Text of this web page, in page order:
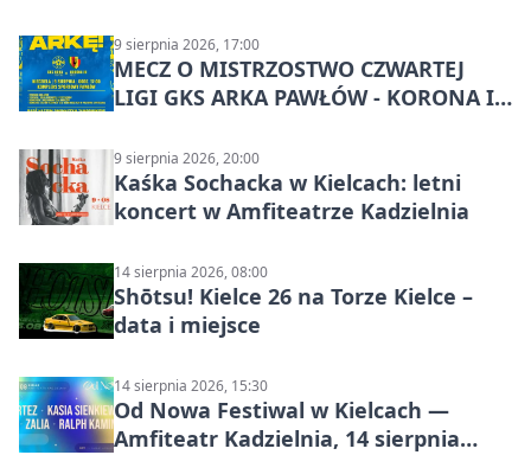
9 sierpnia 2026, 17:00
MECZ O MISTRZOSTWO CZWARTEJ
LIGI GKS ARKA PAWŁÓW - KORONA III
9 sierpnia 2026, 20:00
Kaśka Sochacka w Kielcach: letni
koncert w Amfiteatrze Kadzielnia
14 sierpnia 2026, 08:00
Shōtsu! Kielce 26 na Torze Kielce –
data i miejsce
14 sierpnia 2026, 15:30
Od Nowa Festiwal w Kielcach —
Amfiteatr Kadzielnia, 14 sierpnia